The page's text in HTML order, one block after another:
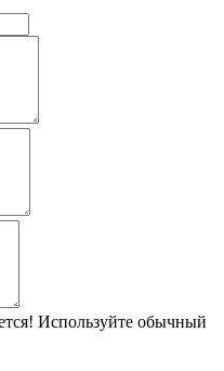
Используйте обычный